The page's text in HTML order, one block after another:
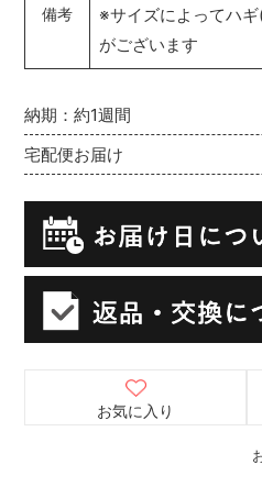
納期：約1週間
宅配便お届け
お気に入り
備考
※サイズによってハ
がございます